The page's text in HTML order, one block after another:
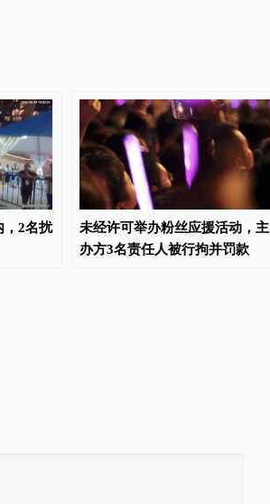
，2名扰
未经许可举办粉丝应援活动，主
办方3名责任人被行拘并罚款